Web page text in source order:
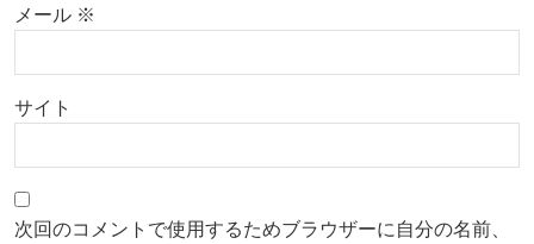
メール ※
サイト
次回のコメントで使用するためブラウザーに自分の名前、